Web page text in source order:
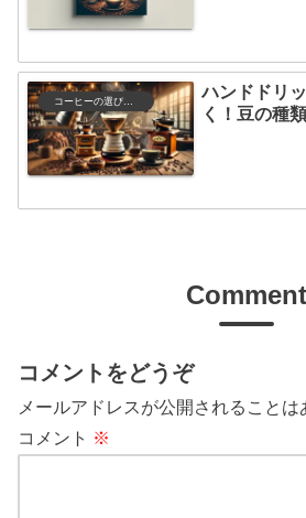
ハンドドリ
く！豆の種
Comment
コメントをどうぞ
メールアドレスが公開されることは
コメント ※